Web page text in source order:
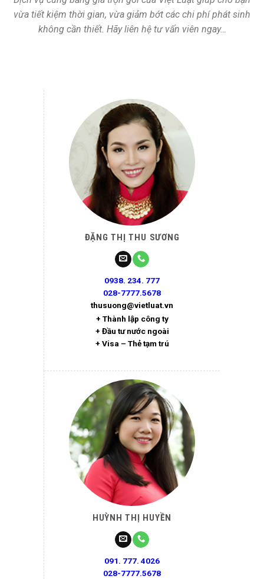
vừa tiết kiệm thời gian, vừa giảm bớt các chi phí phát sinh
không cần thiết. Hãy liên hệ tư vấn viên ngay…
ĐẶNG THỊ THU SƯƠNG
0938. 234. 777
028-7777.5678
thusuong@vietluat.vn
+ Thành lập công ty
+ Đầu tư nước ngoài
+ Visa – Thẻ tạm trú
HUỲNH THỊ HUYỀN
091. 777. 4026
028-7777.5678